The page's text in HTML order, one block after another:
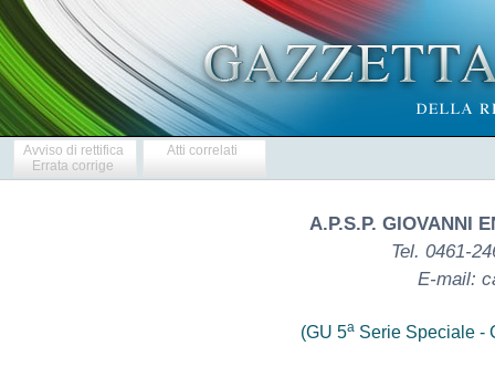
Avviso di rettifica
Errata corrige
Atti correlati
A.P.S.P. GIOVANNI
Tel. 0461-
E-mail:
(GU 5a Serie Speciale -